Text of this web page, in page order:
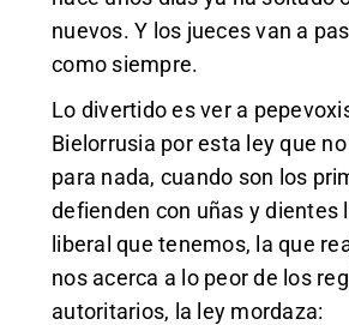
nuevos. Y los jueces van a
como siempre.
Lo divertido es ver a
Bielorrusia por esta ley que
para nada, cuando son los
defienden con uñas y dientes
liberal que tenemos, la que
nos acerca a lo peor de los
autoritarios, la ley mordaza: